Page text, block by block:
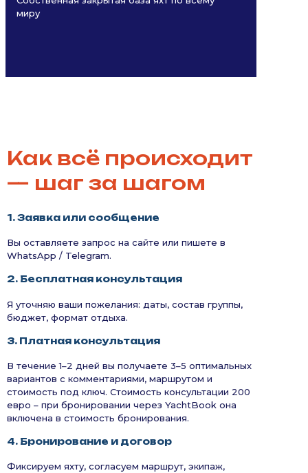
миру
Как всё происходит
— шаг за шагом
1. Заявка или сообщение
Вы оставляете запрос на сайте или пишете в
WhatsApp / Telegram.
2. Бесплатная консультация
Я уточняю ваши пожелания: даты, состав группы,
бюджет, формат отдыха.
3. Платная консультация
В течение 1–2 дней вы получаете 3–5 оптимальных
вариантов с комментариями, маршрутом и
стоимость под ключ. Стоимость консультации 200
евро – при бронировании через YachtBook она
включена в стоимость бронирования.
4. Бронирование и договор
Фиксируем яхту, согласуем маршрут, экипаж,